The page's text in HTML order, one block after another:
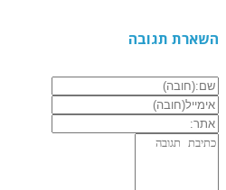
השארת תגובה